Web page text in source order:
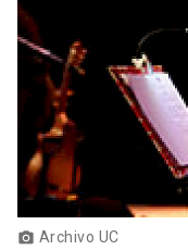
Vecinos
Donaciones launch
photo_camera Archivo UC